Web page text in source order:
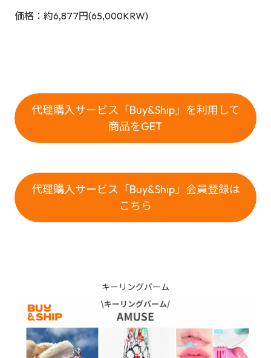
価格：約6,877円(65,000KRW)
代理購入サービス「Buy&Ship」を利用して
商品をGET
代理購入サービス「Buy&Ship」会員登録は
こちら
キーリングバーム